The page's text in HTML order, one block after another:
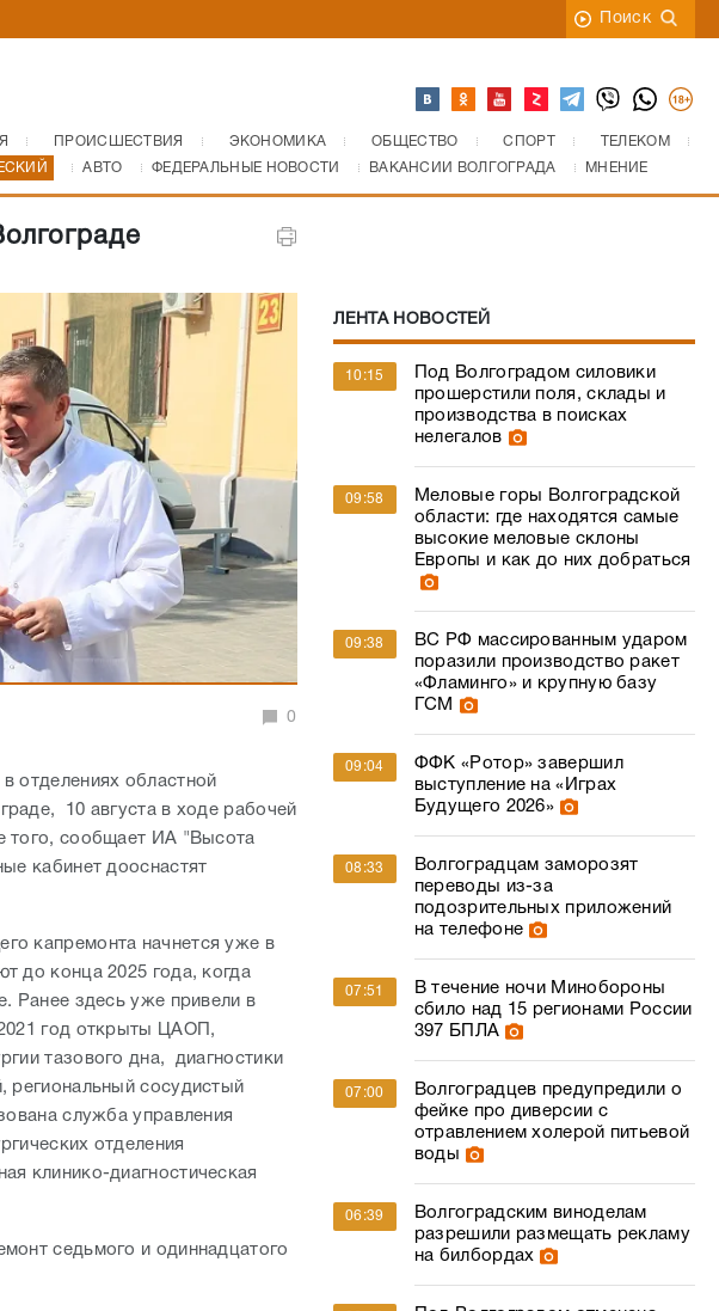
Поиск
ПРОИСШЕСТВИЯ ЭКОНОМИКА ОБЩЕСТВО СПОРТ
ТЕЛЕКОМ
АВТО ФЕДЕРАЛЬНЫЕ НОВОСТИ ВАКАНСИИ ВОЛГОГРАДА МНЕНИЕ
0
отделениях областной
10 августа в ходе рабочей
того, сообщает ИА "Высота
кабинет дооснастят
капремонта начнется уже в
до конца 2025 года, когда
Ранее здесь уже привели в
год открыты ЦАОП,
тазового дна, диагностики
региональный сосудистый
служба управления
отделения
клинико-диагностическая
седьмого и одиннадцатого
ЛЕНТА НОВОСТЕЙ
10:15
Под Волгоградом силовики
прошерстили поля, склады и
производства в поисках
нелегалов
09:58
Меловые горы Волгоградской
области: где находятся самые
высокие меловые склоны
Европы и как до них добраться
09:38
ВС РФ массированным ударом
поразили производство ракет
«Фламинго» и крупную базу
ГСМ
09:04
ФФК «Ротор» завершил
выступление на «Играх
Будущего 2026»
08:33
Волгоградцам заморозят
переводы из-за
подозрительных приложений
на телефоне
07:51
В течение ночи Минобороны
сбило над 15 регионами России
397 БПЛА
07:00
Волгоградцев предупредили о
фейке про диверсии с
отравлением холерой питьевой
воды
06:39
Волгоградским виноделам
разрешили размещать рекламу
на билбордах